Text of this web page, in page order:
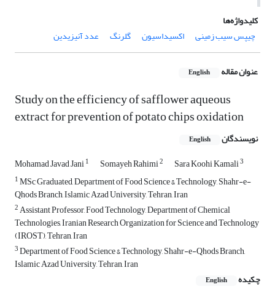
کلیدواژه‌ها
چیپس سیب زمینی
اکسیداسیون گلرنگ عدد آنیزیدین
عنوان مقاله English
Study on the efficiency of safflower aqueous
extract for prevention of potato chips oxidation
نویسندگان English
Mohamad Javad Jani1 Somayeh Rahimi2 Sara Koohi Kamali3
1MSc Graduated, Department of Food Science & Technology, Shahr-e-
Qhods Branch, Islamic Azad University, Tehran, Iran
2Assistant Professor, Food Technology, Department of Chemical
Technologies, Iranian Research Organization for Science and Technology
(IROST), Tehran, Iran
3Department of Food Science & Technology, Shahr-e-Qhods Branch,
Islamic Azad University, Tehran, Iran
چکیده
English